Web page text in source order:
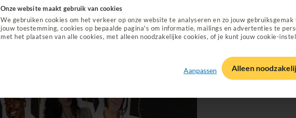
Onze website maakt gebruik van cookies
We gebruiken cookies om het verkeer op onze website te analyseren en zo jouw
jouw toestemming, cookies op bepaalde pagina's om informatie, mailings en advertenties te
met het plaatsen van alle cookies, met alleen noodzakelijke cookies, of je kunt jouw cookie-
Alleen
Aanpassen
gezondheid en wat